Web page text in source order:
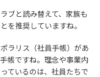
ブと読み替えて、家族も
を推奨していますね。
ラリス（社員手帳）があ
帳ですね。理念や事業内
ているのは、社員たちで